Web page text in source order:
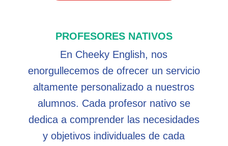
PROFESORES NATIVOS
En Cheeky English, nos
enorgullecemos de ofrecer un servicio
altamente personalizado a nuestros
alumnos. Cada profesor nativo se
dedica a comprender las necesidades
y objetivos individuales de cada